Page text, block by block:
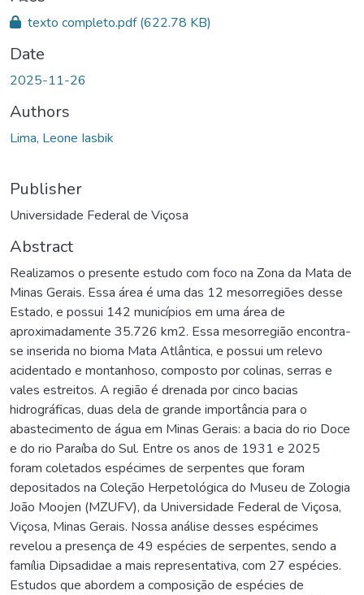
texto completo.pdf(622.78 KB)
Date
2025-11-26
Authors
Lima, Leone Iasbik
Publisher
Universidade Federal de Viçosa
Abstract
Realizamos o presente estudo com foco na Zona da Mata de
Minas Gerais. Essa área é uma das 12 mesorregiões desse
Estado, e possui 142 municípios em uma área de
aproximadamente 35.726 km2. Essa mesorregião encontra-
se inserida no bioma Mata Atlântica, e possui um relevo
acidentado e montanhoso, composto por colinas, serras e
vales estreitos. A região é drenada por cinco bacias
hidrográficas, duas dela de grande importância para o
abastecimento de água em Minas Gerais: a bacia do rio Doce
e do rio Paraíba do Sul. Entre os anos de 1931 e 2025
foram coletados espécimes de serpentes que foram
depositados na Coleção Herpetológica do Museu de Zologia
João Moojen (MZUFV), da Universidade Federal de Viçosa,
Viçosa, Minas Gerais. Nossa análise desses espécimes
revelou a presença de 49 espécies de serpentes, sendo a
família Dipsadidae a mais representativa, com 27 espécies.
Estudos que abordem a composição de espécies de